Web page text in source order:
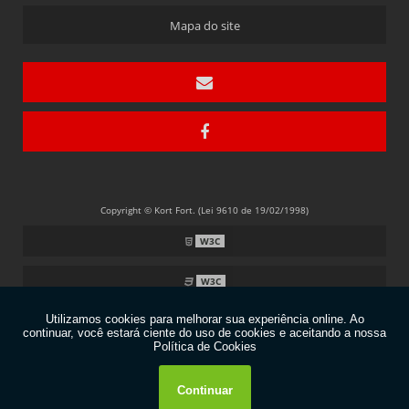
Mapa do site
Copyright © Kort Fort. (Lei 9610 de 19/02/1998)
W3C
W3C